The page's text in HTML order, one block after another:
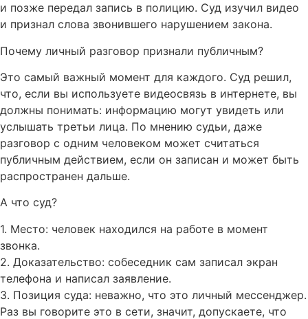
и позже передал запись в полицию. Суд изучил видео
и признал слова звонившего нарушением закона.
Почему личный разговор признали публичным?
Это самый важный момент для каждого. Суд решил,
что, если вы используете видеосвязь в интернете, вы
должны понимать: информацию могут увидеть или
услышать третьи лица. По мнению судьи, даже
разговор с одним человеком может считаться
публичным действием, если он записан и может быть
распространен дальше.
А что суд?
1. Место: человек находился на работе в момент
звонка.
2. Доказательство: собеседник сам записал экран
телефона и написал заявление.
3. Позиция суда: неважно, что это личный мессенджер.
Раз вы говорите это в сети, значит, допускаете, что